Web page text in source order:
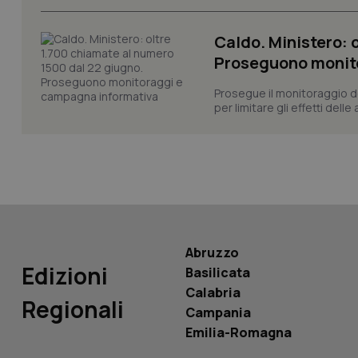
Caldo. Ministero:
Proseguono
Prosegue il monitoraggio
per limitare gli effetti delle
Edizioni
Regionali
Abruzzo
Basilicata
Calabria
Campania
Emilia-Romagna
PHPSESSID